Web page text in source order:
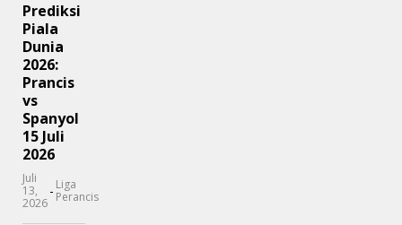
Prediksi
Piala
Dunia
2026:
Prancis
vs
Spanyol
15 Juli
2026
Juli
13,
2026
- Liga
Perancis